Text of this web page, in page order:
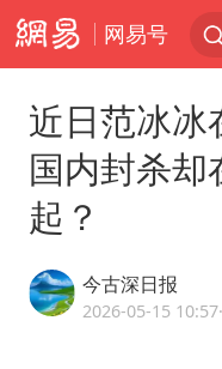
网易号
近日范冰冰
国内封杀却
起？
今古深日报
2026-05-15 10:57